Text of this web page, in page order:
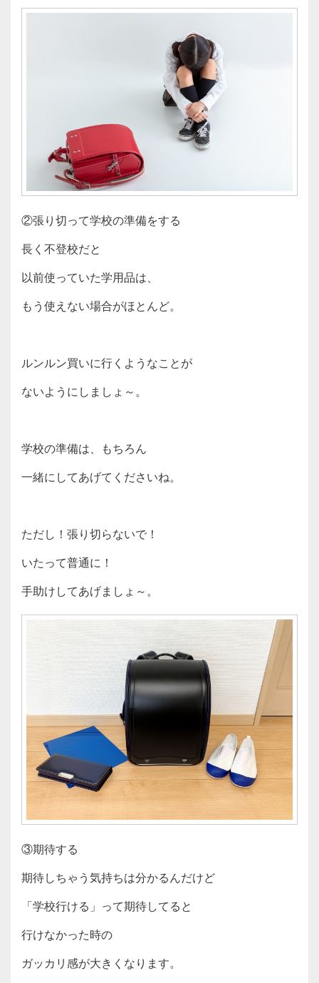
②張り切って学校の準備をする
長く不登校だと
以前使っていた学用品は、
もう使えない場合がほとんど。
ルンルン買いに行くようなことが
ないようにしましょ～。
学校の準備は、もちろん
一緒にしてあげてくださいね。
ただし！張り切らないで！
いたって普通に！
手助けしてあげましょ～。
③期待する
期待しちゃう気持ちは分かるんだけど
「学校行ける」って期待してると
行けなかった時の
ガッカリ感が大きくなります。